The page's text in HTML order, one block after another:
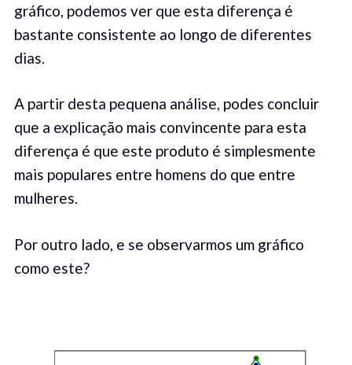
gráfico, podemos ver que esta diferença é
bastante consistente ao longo de diferentes
dias.
A partir desta pequena análise, podes concluir
que a explicação mais convincente para esta
diferença é que este produto é simplesmente
mais populares entre homens do que entre
mulheres.
Por outro lado, e se observarmos um gráfico
como este?